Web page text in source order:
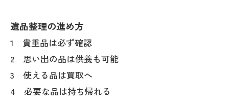
遺品整理の進め方
1 貴重品は必ず確認
2 思い出の品は供養も可能
3 使える品は買取へ
4 必要な品は持ち帰れる